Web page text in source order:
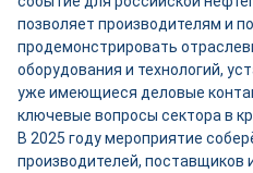
позволяет производителям и
продемонстрировать
оборудования и технологий,
уже имеющиеся деловые
ключевые вопросы сектора в
В 2025 году мероприятие
производителей, поставщиков